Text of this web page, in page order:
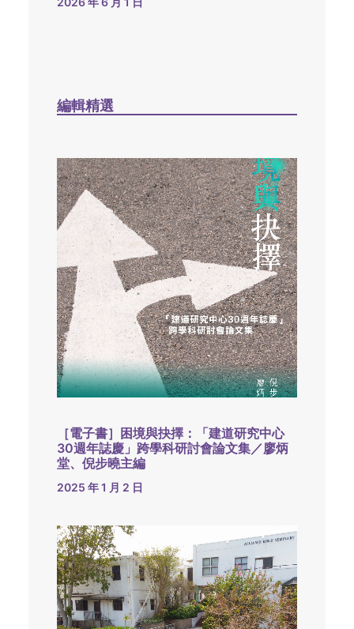
編輯精選
［電子書］困境與抉擇：「建道研究中心
30週年誌慶」跨學科研討會論文集／廖炳
堂、倪步曉主編
2025 年 1 月 2 日